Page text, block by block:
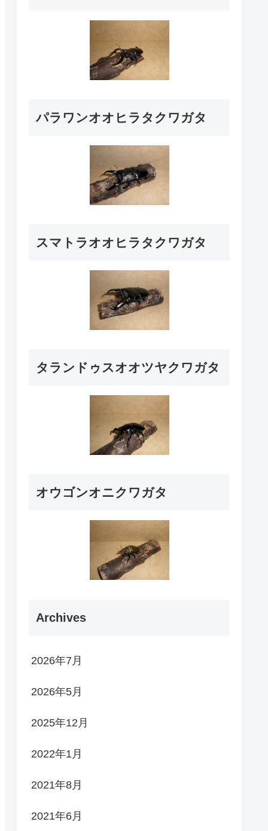
パラワンオオヒラタクワガタ
スマトラオオヒラタクワガタ
タランドゥスオオツヤクワガタ
オウゴンオニクワガタ
Archives
2026年7月
2026年5月
2025年12月
2022年1月
2021年8月
2021年6月